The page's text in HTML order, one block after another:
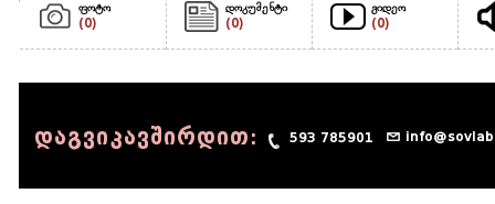
ფოტო
(0)
დოკუმენტი
(0)
ვიდეო
(0)
დაგვიკავშირდით: 593 785901